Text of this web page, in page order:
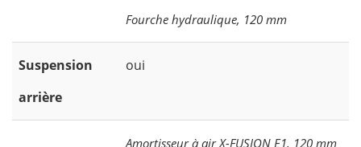
Fourche hydraulique, 120 mm
Suspension
arrière
oui
Amortisseur à air X-FUSION E1, 120 mm